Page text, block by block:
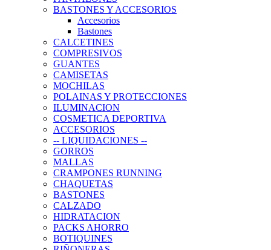
BASTONES Y ACCESORIOS
Accesorios
Bastones
CALCETINES
COMPRESIVOS
GUANTES
CAMISETAS
MOCHILAS
POLAINAS Y PROTECCIONES
ILUMINACION
COSMETICA DEPORTIVA
ACCESORIOS
-- LIQUIDACIONES --
GORROS
MALLAS
CRAMPONES RUNNING
CHAQUETAS
BASTONES
CALZADO
HIDRATACION
PACKS AHORRO
BOTIQUINES